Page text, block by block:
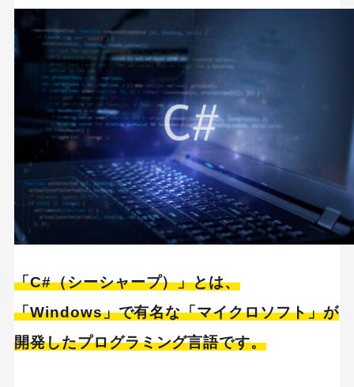
ASP.NETとは
Unity（ユニティ）とは
Xamarin（ザマリン）とは
C#を使うメリット
クロスプラットフォームのアプリ開発が可能
Windowsとの相性が良い
実行速度が比較的速い
人気な言語のため情報量が多い
ゲーム開発が可能
環境構築が簡単
C#を使うデメリット
「C#（シーシャープ）」とは、
「Windows」で有名な「マイクロソフト」が
開発したプログラミング言語です。